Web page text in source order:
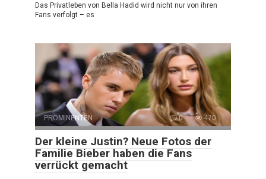
Das Privatleben von Bella Hadid wird nicht nur von ihren
Fans verfolgt – es
PROMINENTEN 0 470
Der kleine Justin? Neue Fotos der
Familie Bieber haben die Fans
verrückt gemacht